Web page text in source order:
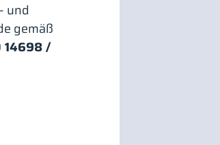
und
gemäß
14698 /